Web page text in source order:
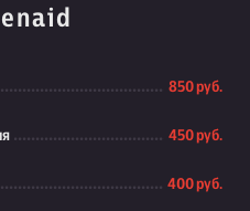
850 руб.
450 руб.
400 руб.